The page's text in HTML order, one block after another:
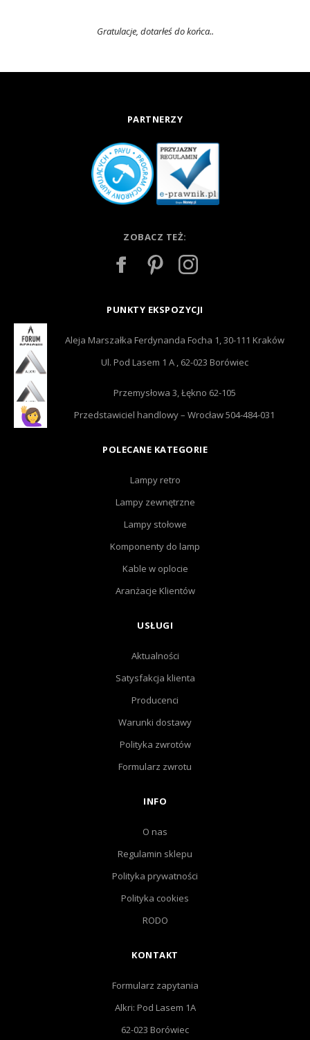
Gratulacje, dotarłeś do końca..
PARTNERZY
ZOBACZ TEŻ:
PUNKTY EKSPOZYCJI
Aleja Marszałka Ferdynanda Focha 1, 30-111 Kraków
Ul. Pod Lasem 1 A , 62-023 Borówiec
Przemysłowa 3, Łękno 62-105
Przedstawiciel handlowy – Wrocław 504-484-031
POLECANE KATEGORIE
Lampy retro
Lampy zewnętrzne
Lampy stołowe
Komponenty do lamp
Kable w oplocie
Aranżacje Klientów
USŁUGI
Aktualności
Satysfakcja klienta
Producenci
Warunki dostawy
Polityka zwrotów
Formularz zwrotu
INFO
O nas
Regulamin sklepu
Polityka prywatności
Polityka cookies
RODO
KONTAKT
Formularz zapytania
Alkri: Pod Lasem 1A
62-023 Borówiec